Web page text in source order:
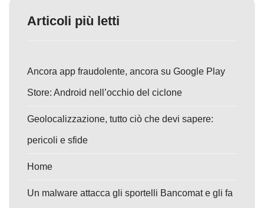
Articoli più letti
Ancora app fraudolente, ancora su Google Play
Store: Android nell’occhio del ciclone
Geolocalizzazione, tutto ciò che devi sapere:
pericoli e sfide
Home
Un malware attacca gli sportelli Bancomat e gli fa